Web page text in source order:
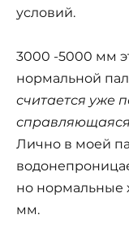
условий.
3000 -5000 мм
нормальной
считается уже
Лично в моей
но нормальные
мм.